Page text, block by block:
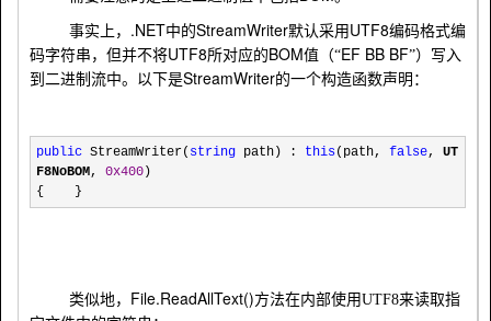
事实上， .NET中的StreamWriter默认采用 UTF8编码格式编
码字符串，但并不将UTF8所对应的BOM值（“EF BB BF”）写入
到二进制流中。以下是StreamWriter的一个构造函数声明：
public StreamWriter( string path) : this(path, false, UT
F8NoBOM, 0x400 )
{ }
类似地， File.ReadAllText()方法在内部使用UTF8来读取指